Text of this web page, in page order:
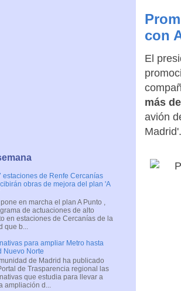
con
El
más
avión
Madrid'.
estaciones de Renfe Cercanías
obras de mejora del plan 'A
en marcha el plan A Punto ,
de actuaciones de alto
en estaciones de Cercanías de la
b...
para ampliar Metro hasta
Nuevo Norte
de Madrid ha publicado
de Trasparencia regional las
que estudia para llevar a
ampliación d...